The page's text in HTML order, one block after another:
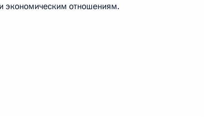
экономическим отношениям.